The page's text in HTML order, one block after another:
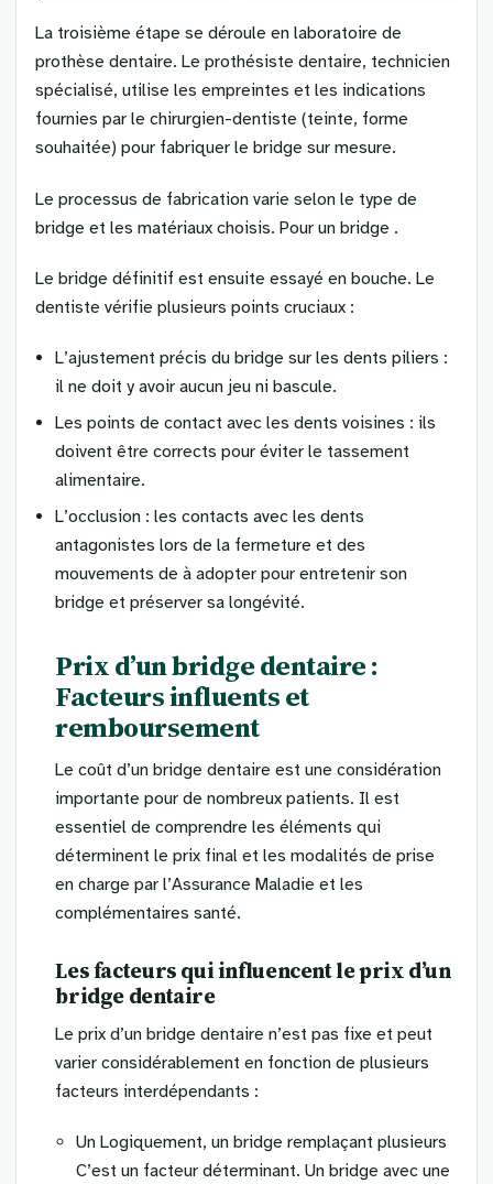
La troisième étape se déroule en laboratoire de
prothèse dentaire. Le prothésiste dentaire, technicien
spécialisé, utilise les empreintes et les indications
fournies par le chirurgien-dentiste (teinte, forme
souhaitée) pour fabriquer le bridge sur mesure.
Le processus de fabrication varie selon le type de
bridge et les matériaux choisis. Pour un bridge .
Le bridge définitif est ensuite essayé en bouche. Le
dentiste vérifie plusieurs points cruciaux :
L’ajustement précis du bridge sur les dents piliers :
il ne doit y avoir aucun jeu ni bascule.
Les points de contact avec les dents voisines : ils
doivent être corrects pour éviter le tassement
alimentaire.
L’occlusion : les contacts avec les dents
antagonistes lors de la fermeture et des
mouvements de à adopter pour entretenir son
bridge et préserver sa longévité.
Prix d’un bridge dentaire :
Facteurs influents et
remboursement
Le coût d’un bridge dentaire est une considération
importante pour de nombreux patients. Il est
essentiel de comprendre les éléments qui
déterminent le prix final et les modalités de prise
en charge par l’Assurance Maladie et les
complémentaires santé.
Les facteurs qui influencent le prix d’un
bridge dentaire
Le prix d’un bridge dentaire n’est pas fixe et peut
varier considérablement en fonction de plusieurs
facteurs interdépendants :
Un Logiquement, un bridge remplaçant plusieurs
C’est un facteur déterminant. Un bridge avec une